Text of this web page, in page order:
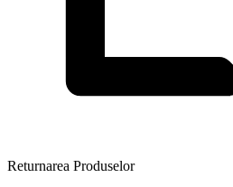
Returnarea Produselor